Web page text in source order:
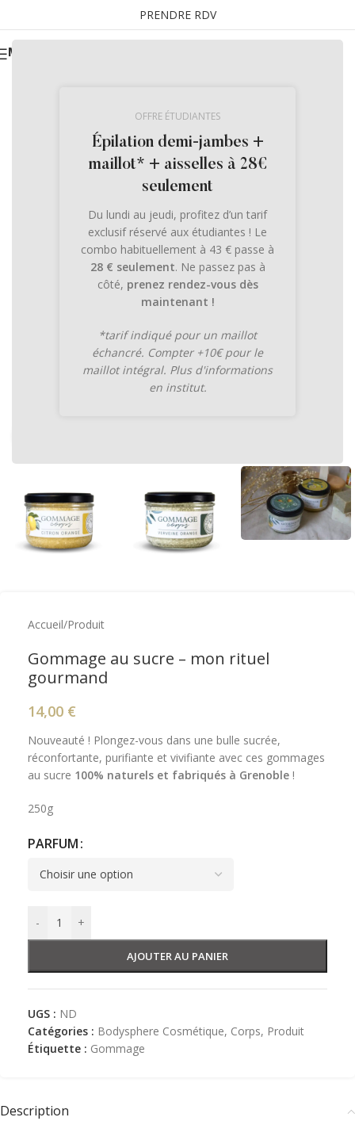
OFFRE ÉTUDIANTES
Épilation demi-jambes +
maillot* + aisselles à 28€
seulement
Du lundi au jeudi, profitez d’un tarif
exclusif réservé aux étudiantes ! Le
combo habituellement à 43 € passe à
28 € seulement. Ne passez pas à
côté, prenez rendez-vous dès
maintenant !
*tarif indiqué pour un maillot
échancré. Compter +10€ pour le
maillot intégral. Plus d'informations
en institut.
PRENDRE RDV
MENU
Accueil/Produit
Gommage au sucre – mon rituel
gourmand
14,00 €
Nouveauté ! Plongez-vous dans une bulle sucrée,
réconfortante, purifiante et vivifiante avec ces gommages
au sucre 100% naturels et fabriqués à Grenoble !
250g
PARFUM
- +
AJOUTER AU PANIER
UGS : ND
Catégories : Bodysphere Cosmétique, Corps, Produit
Étiquette : Gommage
Description